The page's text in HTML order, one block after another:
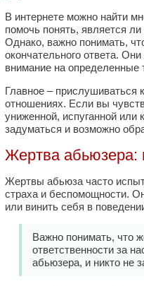
В интернете можно найти
помочь понять, является
Однако, важно понимать,
окончательного ответа.
внимание на определенные
Главное –
отношениях. Если вы
униженной, испуганной или
задуматься и возможно
Жертва абьюзера:
Жертвы абьюза часто
страха и беспомощности.
или винить себя в
Важно понимать, что
ответственности за
абьюзера, и никто не